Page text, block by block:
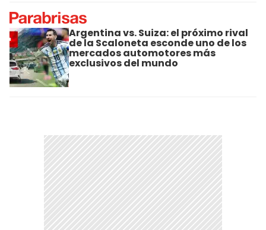
Argentina vs. Suiza: el próximo rival
de la Scaloneta esconde uno de los
mercados automotores más
exclusivos del mundo